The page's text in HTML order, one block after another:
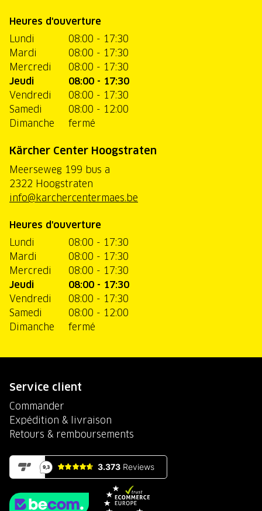
Heures d'ouverture
Lundi
08:00 - 17:30
Mardi
08:00 - 17:30
Mercredi
08:00 - 17:30
Jeudi
08:00 - 17:30
Vendredi
08:00 - 17:30
Samedi
08:00 - 12:00
Dimanche
fermé
Kärcher Center Hoogstraten
Meerseweg 199 bus a
2322 Hoogstraten
info@karchercentermaes.be
Heures d'ouverture
Lundi
08:00 - 17:30
Mardi
08:00 - 17:30
Mercredi
08:00 - 17:30
Jeudi
08:00 - 17:30
Vendredi
08:00 - 17:30
Samedi
08:00 - 12:00
Dimanche
fermé
Service client
Commander
Expédition & livraison
Retours & remboursements